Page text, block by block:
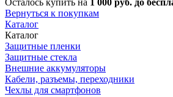
Осталось купить на 1 000 руб. до
Вернуться к покупкам
Каталог
Каталог
Защитные пленки
Защитные стекла
Внешние аккумуляторы
Кабели, разъемы, переходники
Чехлы для смартфонов